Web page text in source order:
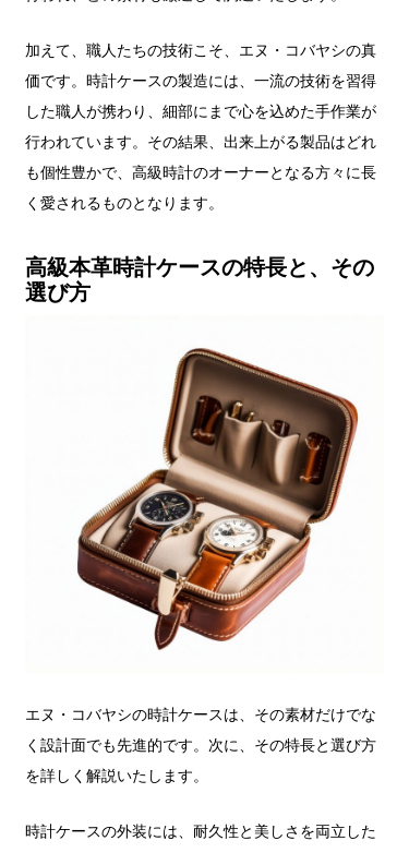
加えて、職人たちの技術こそ、エヌ・コバヤシの真
価です。時計ケースの製造には、一流の技術を習得
した職人が携わり、細部にまで心を込めた手作業が
行われています。その結果、出来上がる製品はどれ
も個性豊かで、高級時計のオーナーとなる方々に長
く愛されるものとなります。
高級本革時計ケースの特長と、その
選び方
エヌ・コバヤシの時計ケースは、その素材だけでな
く設計面でも先進的です。次に、その特長と選び方
を詳しく解説いたします。
時計ケースの外装には、耐久性と美しさを両立した